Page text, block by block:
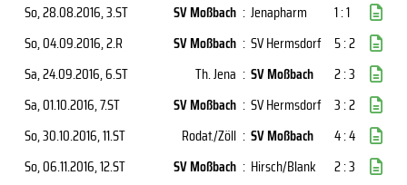
So, 28.08.2016, 3.ST SV Moßbach : Jenapharm
1 : 1
So, 04.09.2016, 2.R SV Moßbach : SV Hermsdorf 5 : 2
Sa, 24.09.2016, 6.ST Th. Jena : SV Moßbach
2 : 3
Sa, 01.10.2016, 7.ST SV Moßbach : SV Hermsdorf 3 : 2
So, 30.10.2016, 11.ST Rodat./Zöll : SV Moßbach
4 : 4
So, 06.11.2016, 12.ST SV Moßbach : Hirsch/Blank
2 : 3